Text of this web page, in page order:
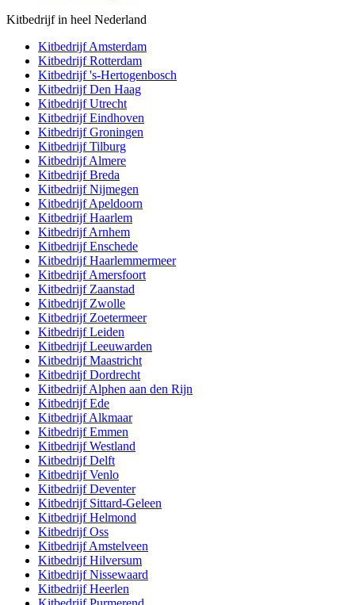
Kitbedrijf in heel Nederland
KitbedrijfAmsterdam
KitbedrijfRotterdam
Kitbedrijf's-Hertogenbosch
KitbedrijfDen Haag
KitbedrijfUtrecht
KitbedrijfEindhoven
KitbedrijfGroningen
KitbedrijfTilburg
KitbedrijfAlmere
KitbedrijfBreda
KitbedrijfNijmegen
KitbedrijfApeldoorn
KitbedrijfHaarlem
KitbedrijfArnhem
KitbedrijfEnschede
KitbedrijfHaarlemmermeer
KitbedrijfAmersfoort
Kitbedrijf Zaanstad
Kitbedrijf Zwolle
Kitbedrijf Zoetermeer
KitbedrijfLeiden
KitbedrijfLeeuwarden
KitbedrijfMaastricht
KitbedrijfDordrecht
KitbedrijfAlphen aan den Rijn
KitbedrijfEde
KitbedrijfAlkmaar
KitbedrijfEmmen
KitbedrijfWestland
KitbedrijfDelft
KitbedrijfVenlo
KitbedrijfDeventer
Kitbedrijf Sittard-Geleen
KitbedrijfHelmond
KitbedrijfOss
KitbedrijfAmstelveen
KitbedrijfHilversum
KitbedrijfNissewaard
KitbedrijfHeerlen